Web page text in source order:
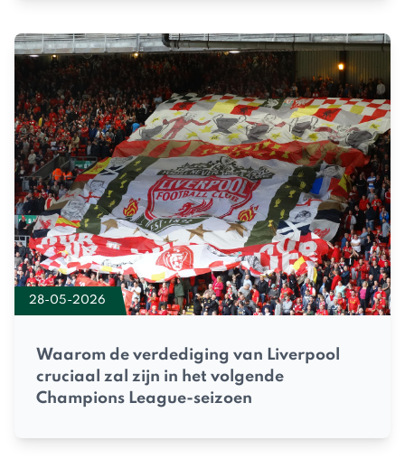
28-05-2026
Waarom de verdediging van Liverpool
cruciaal zal zijn in het volgende
Champions League-seizoen